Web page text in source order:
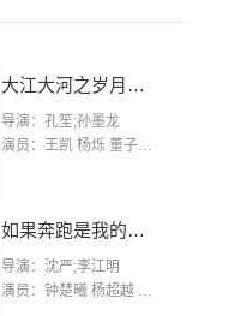
大江大河之岁月如歌
导演：孔笙;孙墨龙
演员：王凯 杨烁 董子健 杨采钰 张佳宁 练练 林栋甫 房子斌
如果奔跑是我的人生
导演：沈严;李江明
演员：钟楚曦 杨超越 许娣 陈小艺 侯雯元 宋洋 王宥钧 李添诺